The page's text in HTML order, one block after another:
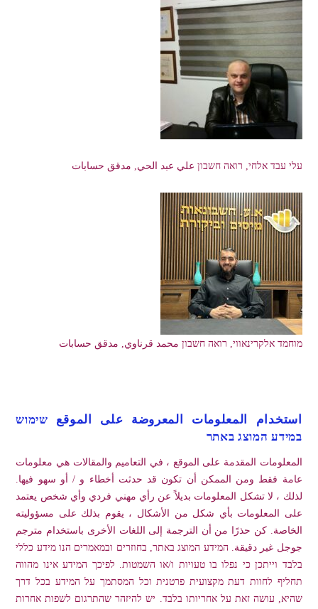
עלי עבד אלחי, רואה חשבון علي عبد الحي, مدقق حسابات
מוחמד אלקרינאווי, רואה חשבון محمد قرناوي, مدقق حسابات
استخدام المعلومات المعروضة على الموقع שימוש
במידע המוצג באתר
المعلومات المقدمة على الموقع ، في التعاميم والمقالات هي معلومات
عامة فقط ومن الممكن أن تكون قد حدثت أخطاء و / أو سهو فيها.
لذلك ، لا تشكل المعلومات بديلاً عن رأي مهني فردي وأي شخص يعتمد
على المعلومات بأي شكل من الأشكال ، يقوم بذلك على مسؤوليته
الخاصة. كن حذرًا من أن الترجمة إلى اللغات الأخرى باستخدام مترجم
جوجل غير دقيقة. המידע המוצג באתר, בחוזרים ובמאמרים הנו מידע כללי
בלבד וייתכן כי נפלו בו טעויות ו/או השמטות. לפיכך המידע אינו מהווה
תחליף לחוות דעת מקצועית פרטנית וכל המסתמך על המידע בכל דרך
שהיא, עושה זאת על אחריותו בלבד. יש להיזהר שהתרגום לשפות אחרות